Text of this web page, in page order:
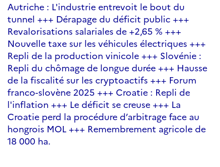
Autriche : L'industrie entrevoit le bout du
tunnel +++ Dérapage du déficit public +++
Revalorisations salariales de +2,65 % +++
Nouvelle taxe sur les véhicules électriques +++
Repli de la production vinicole +++ Slovénie :
Repli du chômage de longue durée +++ Hausse
de la fiscalité sur les cryptoactifs +++ Forum
franco-slovène 2025 +++ Croatie : Repli de
l'inflation +++ Le déficit se creuse +++ La
Croatie perd la procédure d’arbitrage face au
hongrois MOL +++ Remembrement agricole de
18 000 ha.